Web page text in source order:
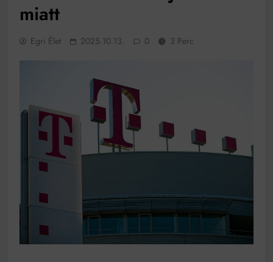
működik, ha jól van felújítva
Ingatlanpiaci szakértők szerint akár 5 százalékkal is
egyetemi városokban
Munkácsy nem Krisztust szépítette meg: minket
Amikor a Tetris boldogabbá tesz, mint a szerelem
Létezik tökéletes élet: Truman is elhitte
Karinthy Frigyes: a zseni, aki belenézett a saját
koponyájába
Ki akarsz törni. De miből?
Az öregség nem csak ránc?
Az ördög még mindig Pradát visel. De te miért öltözöl
hozzá?
miatt
Egri Élet 2025.10.13. 0 3 Perc